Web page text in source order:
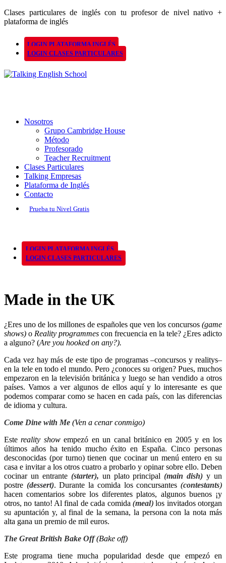
Clases particulares de inglés con tu profesor de nivel nativo +
plataforma de inglés
LOGIN PLATAFORMA INGLÉS
LOGIN CLASES PARTICULARES
Nosotros
Grupo Cambridge House
Método
Profesorado
Teacher Recruitment
Clases Particulares
Talking Empresas
Plataforma de Inglés
Contacto
Prueba tu Nivel Gratis
LOGIN PLATAFORMA INGLÉS
LOGIN CLASES PARTICULARES
Made in the UK
¿Eres uno de los millones de españoles que ven los concursos (game
shows) o Reality programmes con frecuencia en la tele? ¿Eres adicto
a alguno? (Are you hooked on any?).
Cada vez hay más de este tipo de programas –concursos y realitys–
en la tele en todo el mundo. Pero ¿conoces su origen? Pues, muchos
empezaron en la televisión británica y luego se han vendido a otros
países. Vamos a ver algunos de ellos aquí y lo interesante es que
podemos comparar como se hacen en cada país, con las diferencias
de idioma y cultura.
Come Dine with Me (Ven a cenar conmigo)
Estereality showempezó en un canal británico en 2005 y en los
últimos años ha tenido mucho éxito en España. Cinco personas
desconocidas (por turno) tienen que cocinar un menú entero en su
casa e invitar a los otros cuatro a probarlo y opinar sobre ello. Deben
cocinar un entrante (starter), un plato principal(main dish)y un
postre (dessert). Durante la comida los concursantes(contestants)
hacen comentarios sobre los diferentes platos, algunos buenos ¡y
otros, no tanto! Al final de cada comida (meal)los invitados otorgan
su apuntación y, al final de la semana, la persona con la nota más
alta gana un premio de mil euros.
The Great British Bake Off(Bake off)
Este programa tiene mucha popularidad desde que empezó en